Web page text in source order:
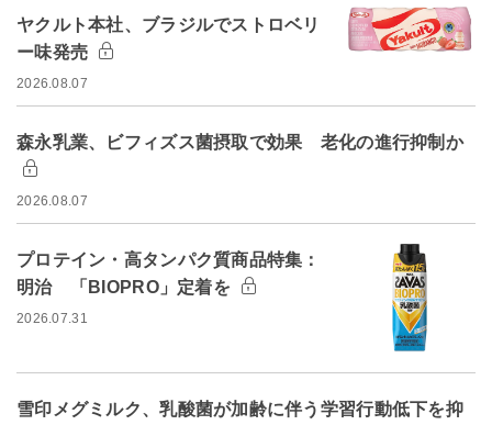
ヤクルト本社、ブラジルでストロベリ
ー味発売
2026.08.07
森永乳業、ビフィズス菌摂取で効果 老化の進行抑制か
2026.08.07
プロテイン・高タンパク質商品特集：
明治 「BIOPRO」定着を
2026.07.31
雪印メグミルク、乳酸菌が加齢に伴う学習行動低下を抑